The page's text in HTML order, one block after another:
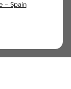
- Spain